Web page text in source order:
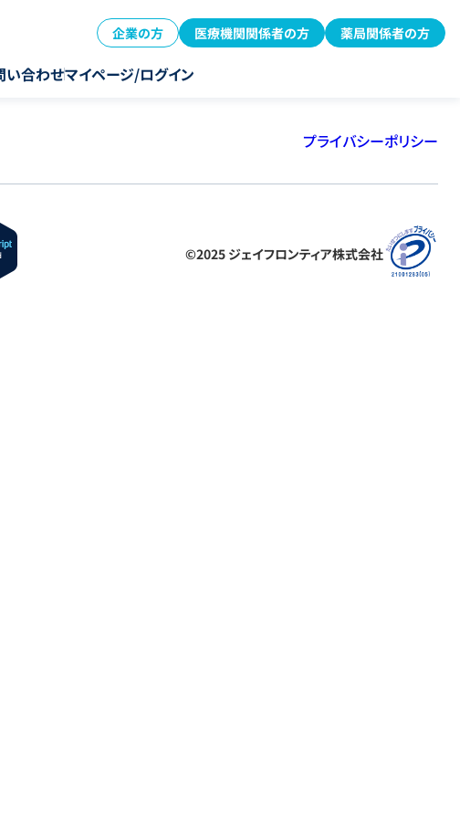
企業の方 医療機関関係者の方 薬局関係者の方
い合わせマイページ/ログイン
プライバシーポリシー
©2025 ジェイフロンティア株式会社